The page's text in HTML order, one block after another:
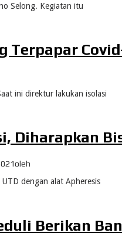
Selong. Kegiatan itu
Terpapar
ini direktur lakukan isolasi
Diharapkan
oleh
dengan alat Apheresis
Berikan